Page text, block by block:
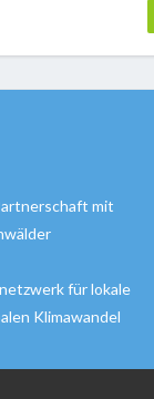
mit
für lokale
Klimawandel